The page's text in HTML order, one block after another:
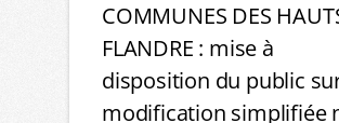
COMMUNES DES
FLANDRE : mise à
disposition du public
modification simplifiée